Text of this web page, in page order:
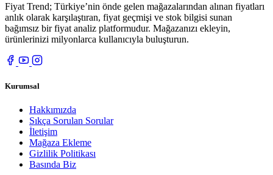
Fiyat Trend; Türkiye’nin önde gelen mağazalarından alınan fiyatları
anlık olarak karşılaştıran, fiyat geçmişi ve stok bilgisi sunan
bağımsız bir fiyat analiz platformudur. Mağazanızı ekleyin,
ürünlerinizi milyonlarca kullanıcıyla buluşturun.
Kurumsal
Hakkımızda
Sıkça Sorulan Sorular
İletişim
Mağaza Ekleme
Gizlilik Politikası
Basında Biz